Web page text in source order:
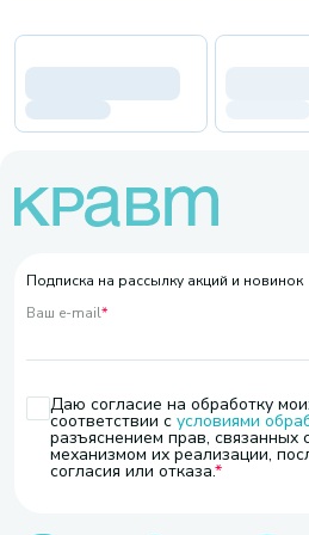
Подписка на рассылку акций и новинок
Ваш e-mail*
Даю согласие на обработку
соответствии с условиями
разъяснением прав, связанных
механизмом их реализации,
согласия или отказа.